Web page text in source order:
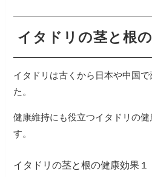
イタドリの茎と根
イタドリは古くから日本や中国
た。
健康維持にも役立つイタドリの
す。
イタドリの茎と根の健康効果